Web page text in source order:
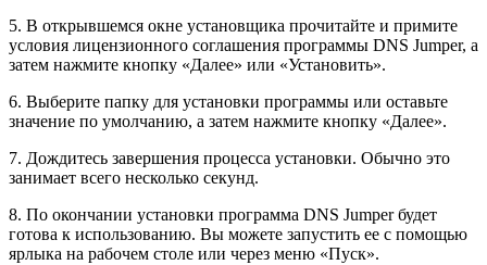
5. В открывшемся окне установщика прочитайте и примите
условия лицензионного соглашения программы DNS Jumper, а
затем нажмите кнопку «Далее» или «Установить».
6. Выберите папку для установки программы или оставьте
значение по умолчанию, а затем нажмите кнопку «Далее».
7. Дождитесь завершения процесса установки. Обычно это
занимает всего несколько секунд.
8. По окончании установки программа DNS Jumper будет
готова к использованию. Вы можете запустить ее с помощью
ярлыка на рабочем столе или через меню «Пуск».